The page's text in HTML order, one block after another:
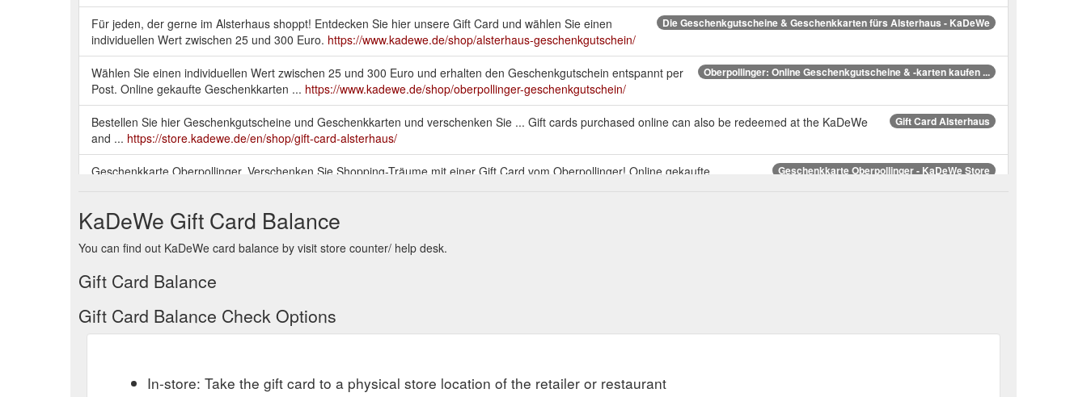
Die Geschenkgutscheine & Geschenkkarten fürs Alsterhaus - KaDeWe
Für jeden, der gerne im Alsterhaus shoppt! Entdecken Sie hier unsere Gift Card und wählen Sie einen
individuellen Wert zwischen 25 und 300 Euro. https://www.kadewe.de/shop/alsterhaus-geschenkgutschein/
Oberpollinger: Online Geschenkgutscheine & -karten kaufen ...
Wählen Sie einen individuellen Wert zwischen 25 und 300 Euro und erhalten den Geschenkgutschein entspannt per
Post. Online gekaufte Geschenkkarten ... https://www.kadewe.de/shop/oberpollinger-geschenkgutschein/
Gift Card Alsterhaus
Bestellen Sie hier Geschenkgutscheine und Geschenkkarten und verschenken Sie ... Gift cards purchased online can also be redeemed at the KaDeWe
and ... https://store.kadewe.de/en/shop/gift-card-alsterhaus/
Geschenkkarte Oberpollinger - KaDeWe Store
Geschenkkarte Oberpollinger. Verschenken Sie Shopping-Träume mit einer Gift Card vom Oberpollinger! Online gekaufte
https://www.kadewe.de/faq/
Geschenkkarte Alsterhaus. Für jeden, der gerne im Alsterhaus shoppt! Die Geschenkkarte wird per Post an Ihre Wunschadresse
Kostenlose Lieferung. Lieferzeit: 2-3 Werktage. Gift Card: Auswahl zurücksetzen: Anzahl. In den Warenkorb ...
KaDeWe Gift Card Balance
You can find out KaDeWe card balance by visit store counter/ help desk.
Gift Card Balance
Gift Card Balance Check Options
In-store: Take the gift card to a physical store location of the retailer or restaurant